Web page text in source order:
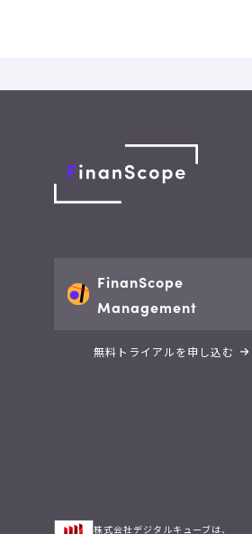
FinanScope
Management
無料トライアルを申し込む
株式会社デジタルキューブは、